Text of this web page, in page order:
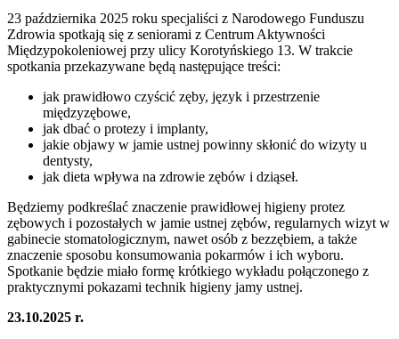
23 października 2025 roku specjaliści z Narodowego Funduszu
Zdrowia spotkają się z seniorami z Centrum Aktywności
Międzypokoleniowej przy ulicy Korotyńskiego 13. W trakcie
spotkania przekazywane będą następujące treści:
jak prawidłowo czyścić zęby, język i przestrzenie
międzyzębowe,
jak dbać o protezy i implanty,
jakie objawy w jamie ustnej powinny skłonić do wizyty u
dentysty,
jak dieta wpływa na zdrowie zębów i dziąseł.
Będziemy podkreślać znaczenie prawidłowej higieny protez
zębowych i pozostałych w jamie ustnej zębów, regularnych wizyt w
gabinecie stomatologicznym, nawet osób z bezzębiem, a także
znaczenie sposobu konsumowania pokarmów i ich wyboru.
Spotkanie będzie miało formę krótkiego wykładu połączonego z
praktycznymi pokazami technik higieny jamy ustnej.
23.10.2025 r.